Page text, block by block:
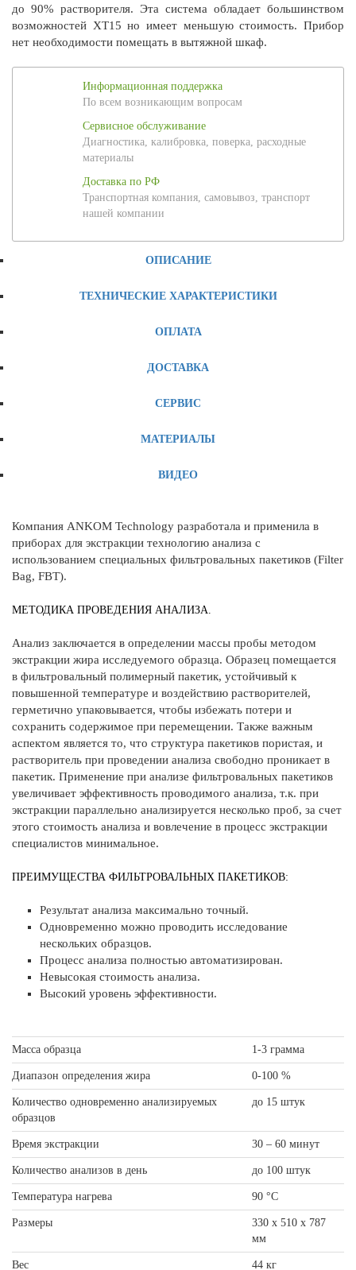
до 90% растворителя. Эта система обладает большинством
возможностей XT15 но имеет меньшую стоимость. Прибор
нет необходимости помещать в вытяжной шкаф.
Информационная поддержка
По всем возникающим вопросам
Сервисное обслуживание
Диагностика, калибровка, поверка, расходные
материалы
Доставка по РФ
Транспортная компания, самовывоз, транспорт
нашей компании
ОПИСАНИЕ
ТЕХНИЧЕСКИЕ ХАРАКТЕРИСТИКИ
ОПЛАТА
ДОСТАВКА
СЕРВИС
МАТЕРИАЛЫ
ВИДЕО
Компания ANKOM Technology разработала и применила в
приборах для экстракции технологию анализа с
использованием специальных фильтровальных пакетиков (Filter
Bag, FBT).
МЕТОДИКА ПРОВЕДЕНИЯ АНАЛИЗА.
Анализ заключается в определении массы пробы методом
экстракции жира исследуемого образца. Образец помещается
в фильтровальный полимерный пакетик, устойчивый к
повышенной температуре и воздействию растворителей,
герметично упаковывается, чтобы избежать потери и
сохранить содержимое при перемещении. Также важным
аспектом является то, что структура пакетиков пористая, и
растворитель при проведении анализа свободно проникает в
пакетик. Применение при анализе фильтровальных пакетиков
увеличивает эффективность проводимого анализа, т.к. при
экстракции параллельно анализируется несколько проб, за счет
этого стоимость анализа и вовлечение в процесс экстракции
специалистов минимальное.
ПРЕИМУЩЕСТВА ФИЛЬТРОВАЛЬНЫХ ПАКЕТИКОВ:
Результат анализа максимально точный.
Одновременно можно проводить исследование
нескольких образцов.
Процесс анализа полностью автоматизирован.
Невысокая стоимость анализа.
Высокий уровень эффективности.
Масса образца 1-3 грамма
Диапазон определения жира 0-100 %
Количество одновременно анализируемых
образцов
до 15 штук
Время экстракции 30 – 60 минут
Количество анализов в день до 100 штук
Температура нагрева 90 °С
Размеры
330 х 510 х 787
мм
Вес 44 кг